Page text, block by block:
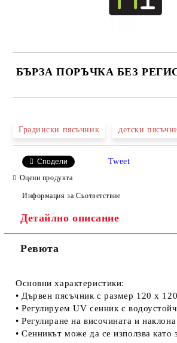
БЪРЗА ПОРЪЧКА БЕЗ
Ние ще се свържем с вас в рамките на
Градински пясъчник детски
Сподели Tweet
Оцени продукта
Информация за Съответствие
Детайлно описание
Ревюта
Основни характеристики:
• Дървен пясъчник с размер 120 x
• Регулируем UV сенник с
• Регулиране на височината и
• Сенникът може да се използва като